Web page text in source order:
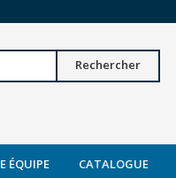
Rechercher
ÉQUIPE CATALOGUE